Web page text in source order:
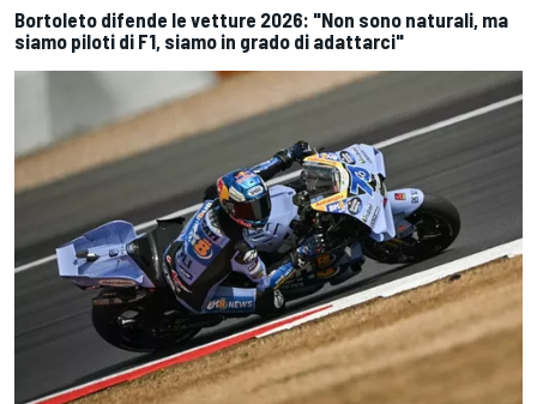
Bortoleto difende le vetture 2026: "Non sono naturali, ma
siamo piloti di F1, siamo in grado di adattarci"